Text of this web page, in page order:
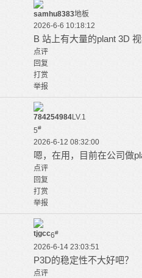
samhu8383地板
2026-6-6 10:18:12
B 站上有大量的plant 3D
点评
回复
打赏
举报
784254984LV.1
5#
2026-6-12 08:32:00
嗯，在用，目前在公司做
点评
回复
打赏
举报
tjgcc6#
2026-6-14 23:03:51
P3D的稳定性不大好吧？
点评